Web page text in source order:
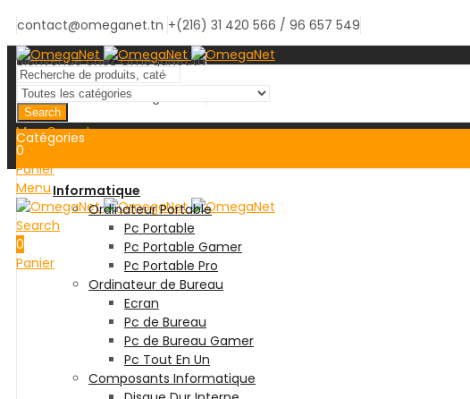
contact@omeganet.tn +(216) 31 420 566 / 96 657 549
Bienvenue chez OmegaNet.tn
Bienvenue chez OmegaNet.tn
Search
Mon Compte
0
Panier
Menu
Search
0
Panier
Catégories
Informatique
Ordinateur Portable
Pc Portable
Pc Portable Gamer
Pc Portable Pro
Ordinateur de Bureau
Ecran
Pc de Bureau
Pc de Bureau Gamer
Pc Tout En Un
Composants Informatique